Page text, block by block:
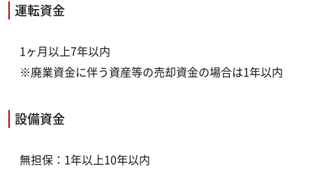
運転資金
1ヶ月以上7年以内
※廃業資金に伴う資産等の売却資金の場合は1年以内
設備資金
無担保：1年以上10年以内